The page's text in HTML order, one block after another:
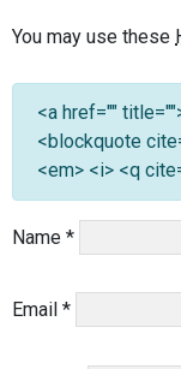
You may use these
<a href=""
<blockquote
<em> <i> <q
Name *
Email *